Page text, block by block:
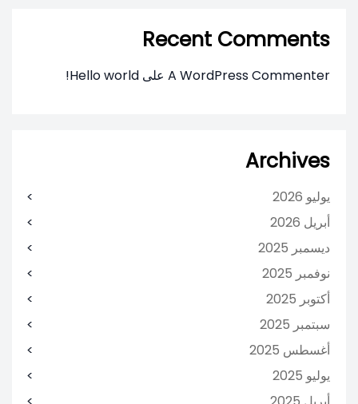
Recent Comments
A WordPress Commenter على Hello world!
Archives
يوليو 2026
أبريل 2026
ديسمبر 2025
نوفمبر 2025
أكتوبر 2025
سبتمبر 2025
أغسطس 2025
يوليو 2025